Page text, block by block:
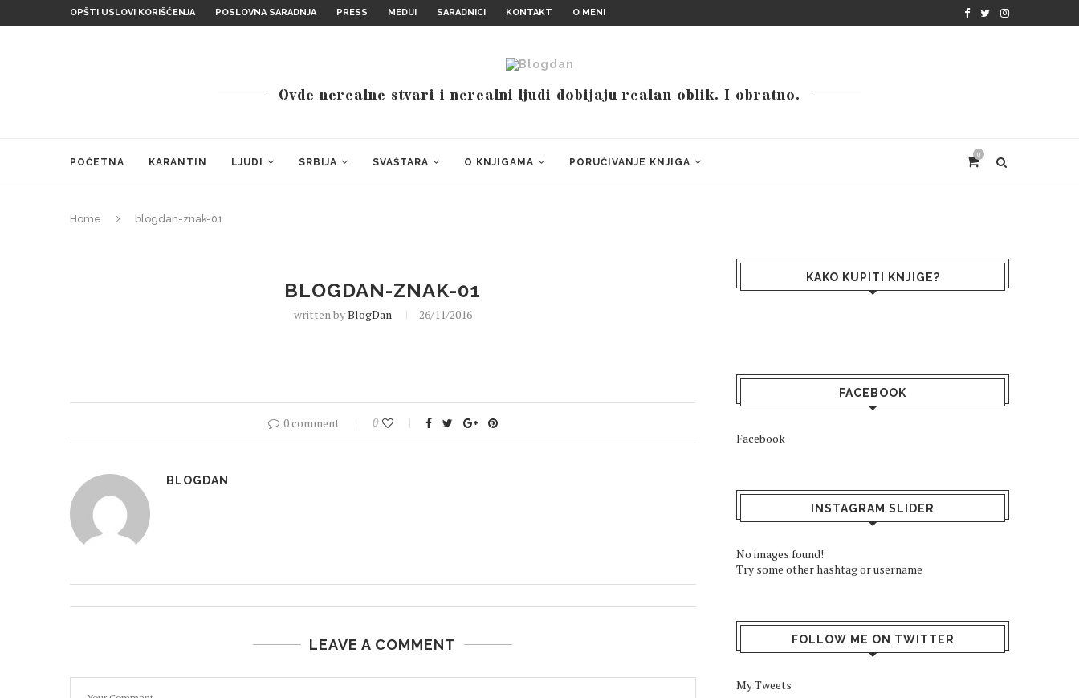
OPŠTI USLOVI KORIŠĆENJA POSLOVNA SARADNJA PRESS MEDIJI SARADNICI KONTAKT O MENI
Ovde nerealne stvari i nerealni ljudi dobijaju realan oblik. I obratno.
POČETNA KARANTIN LJUDI SRBIJA SVAŠTARA O KNJIGAMA PORUČIVANJE KNJIGA
0
Home blogdan-znak-01
BLOGDAN-ZNAK-01
written byBlogDan 26/11/2016
0 comment 0
BLOGDAN
LEAVE A COMMENT
KAKO KUPITI KNJIGE?
FACEBOOK
Facebook
INSTAGRAM SLIDER
No images found!
Try some other hashtag or username
FOLLOW ME ON TWITTER
My Tweets